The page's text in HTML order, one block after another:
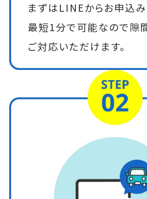
まずはLINEからお申込み
最短1分で可能なので隙
ご対応いただけます。